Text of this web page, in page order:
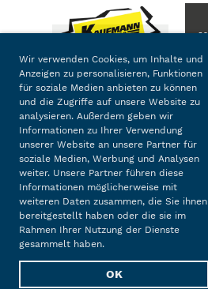
Wir verwenden Cookies, um Inhalte und
Anzeigen zu personalisieren, Funktionen
für soziale Medien anbieten zu können
und die Zugriffe auf unsere Website zu
analysieren. Außerdem geben wir
Informationen zu Ihrer Verwendung
unserer Website an unsere Partner für
soziale Medien, Werbung und Analysen
weiter. Unsere Partner führen diese
Informationen möglicherweise mit
weiteren Daten zusammen, die Sie ihnen
bereitgestellt haben oder die sie im
Rahmen Ihrer Nutzung der Dienste
gesammelt haben.
OK
Copyright @ TC
Wolhusen
Impressum /
Datenschutz